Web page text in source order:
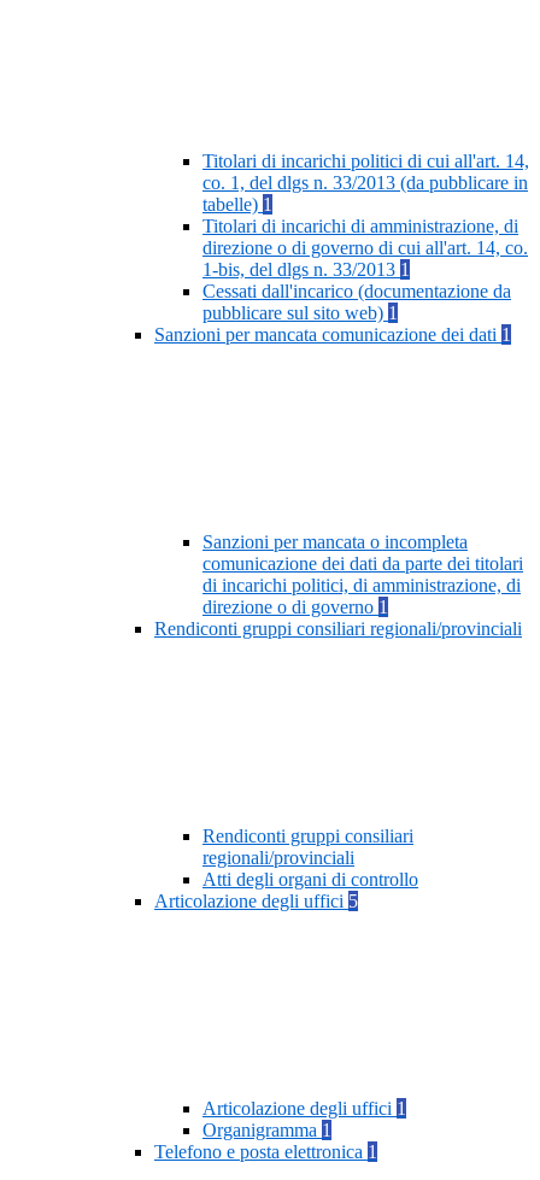
Titolari di incarichi politici di cui all'art. 14,
co. 1, del dlgs n. 33/2013 (da pubblicare in
tabelle) 1
Titolari di incarichi di amministrazione, di
direzione o di governo di cui all'art. 14, co.
1-bis, del dlgs n. 33/2013 1
Cessati dall'incarico (documentazione da
pubblicare sul sito web) 1
Sanzioni per mancata comunicazione dei dati 1
Sanzioni per mancata o incompleta
comunicazione dei dati da parte dei titolari
di incarichi politici, di amministrazione, di
direzione o di governo 1
Rendiconti gruppi consiliari regionali/provinciali
Rendiconti gruppi consiliari
regionali/provinciali
Atti degli organi di controllo
Articolazione degli uffici 5
Articolazione degli uffici 1
Organigramma 1
Telefono e posta elettronica 1